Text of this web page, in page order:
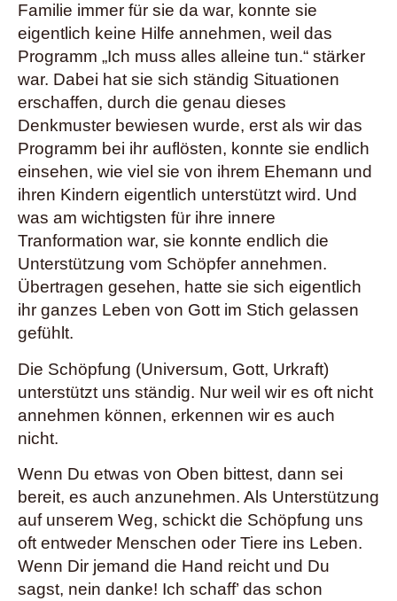
Familie immer für sie da war, konnte sie
eigentlich keine Hilfe annehmen, weil das
Programm „Ich muss alles alleine tun.“ stärker
war. Dabei hat sie sich ständig Situationen
erschaffen, durch die genau dieses
Denkmuster bewiesen wurde, erst als wir das
Programm bei ihr auflösten, konnte sie endlich
einsehen, wie viel sie von ihrem Ehemann und
ihren Kindern eigentlich unterstützt wird. Und
was am wichtigsten für ihre innere
Tranformation war, sie konnte endlich die
Unterstützung vom Schöpfer annehmen.
Übertragen gesehen, hatte sie sich eigentlich
ihr ganzes Leben von Gott im Stich gelassen
gefühlt.
Die Schöpfung (Universum, Gott, Urkraft)
unterstützt uns ständig. Nur weil wir es oft nicht
annehmen können, erkennen wir es auch
nicht.
Wenn Du etwas von Oben bittest, dann sei
bereit, es auch anzunehmen. Als Unterstützung
auf unserem Weg, schickt die Schöpfung uns
oft entweder Menschen oder Tiere ins Leben.
Wenn Dir jemand die Hand reicht und Du
sagst, nein danke! Ich schaff’ das schon